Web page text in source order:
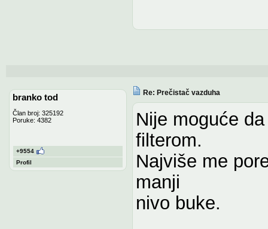
branko tod
Član broj: 325192
Poruke: 4382
+9554
Profil
Re: Prečistač vazduha
Nije moguće
filterom.
Najviše me
manji
nivo buke.